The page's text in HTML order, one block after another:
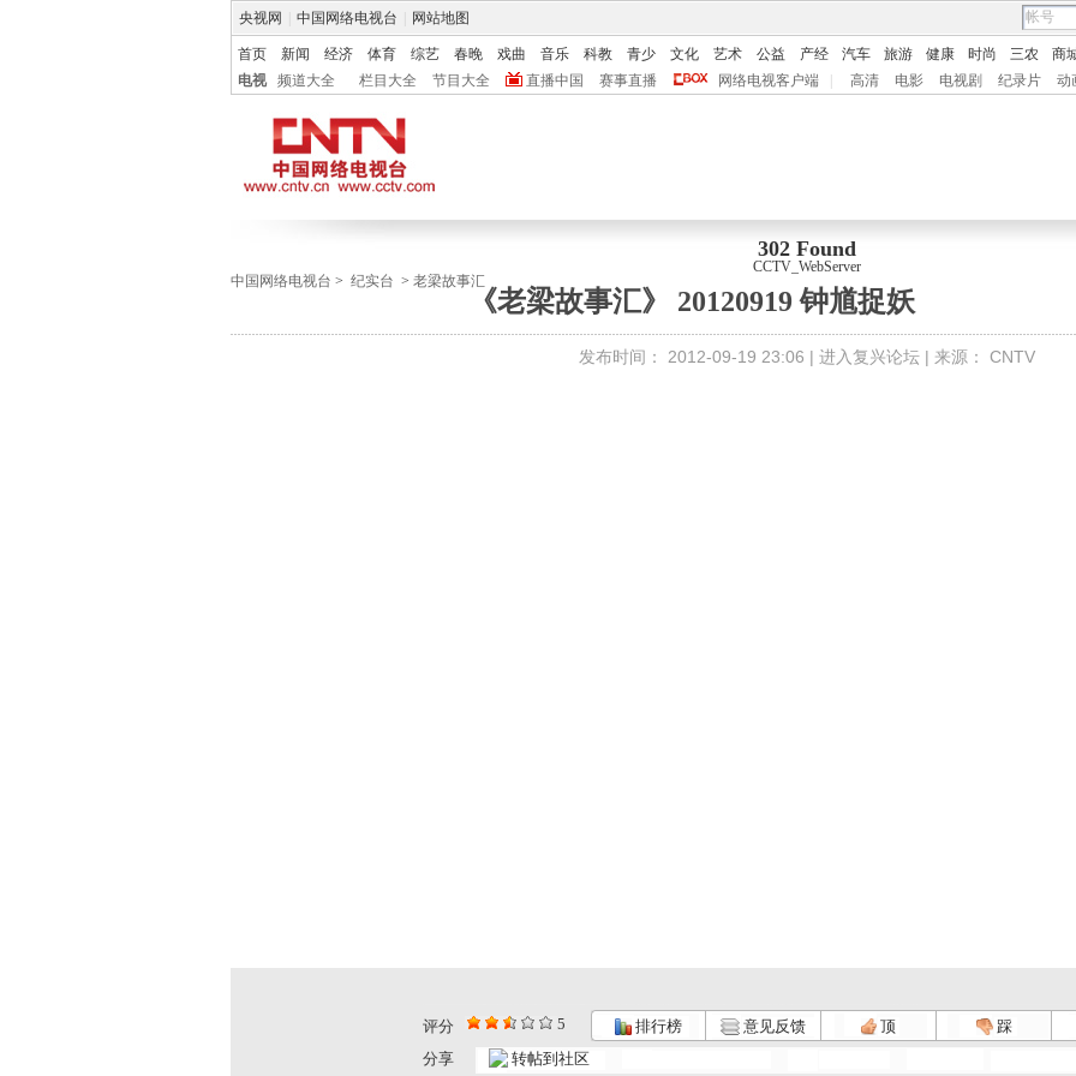
央视网 中国网络电视台 网站地图
首页 新闻 经济 体育 综艺 春晚 戏曲 音乐 科教 青少 文化 艺术 公益 产经 汽车 旅游 健康 时尚 三农
商
电视
频道大全 栏目大全 节目大全 直播中国 赛事直播 网络电视客户端 高清 电影 电视剧 纪录片 动
302 Found
CCTV_WebServer
中国网络电视台 > 纪实台 > 老梁故事汇
《老梁故事汇》 20120919 钟馗捉妖
发布时间： 2012-09-19 23:06 | 进入复兴论坛 | 来源： CNTV
评分 5 排行榜 意见反馈 顶
踩
分享
转帖到社区